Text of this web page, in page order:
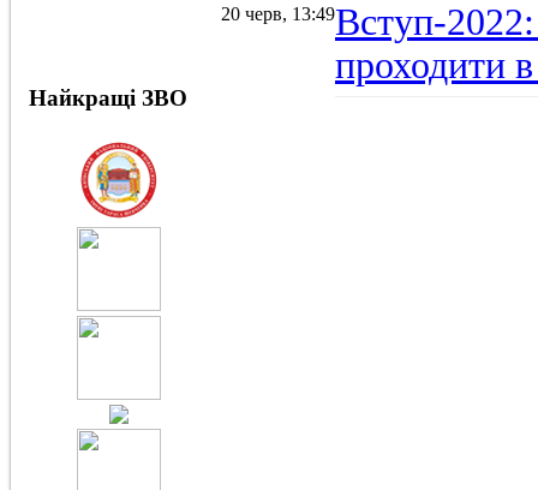
20 черв, 13:49Вступ-
проходити в
Найкращі ЗВО